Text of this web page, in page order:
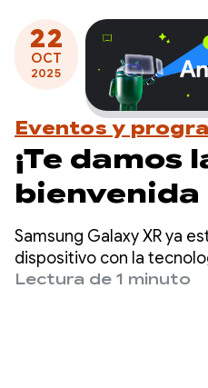
22
OCT
2025
Eventos y
¡Te damos
bienvenida
semana
XR!
Samsung Galaxy XR ya
dispositivo con la
Desde que lanzamos la
Lectura de 1 minuto